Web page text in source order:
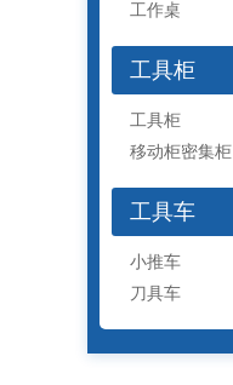
工作桌
工具柜
工具柜
移动柜密集柜
工具车
小推车
刀具车